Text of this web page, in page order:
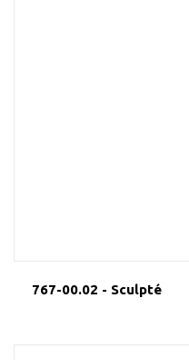
767-00.02 - Sculpté